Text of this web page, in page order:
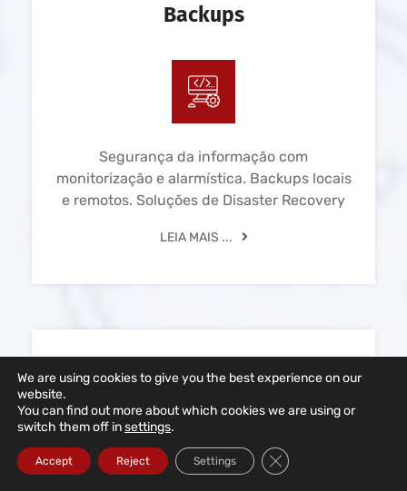
Backups
Segurança da informação com
monitorização e alarmística. Backups locais
e remotos. Soluções de Disaster Recovery
LEIA MAIS ...
Redes Informáticas
We are using cookies to give you the best experience on our
website.
You can find out more about which cookies we are using or
switch them off insettings.
Accept Reject Settings Close GDPR Cookie